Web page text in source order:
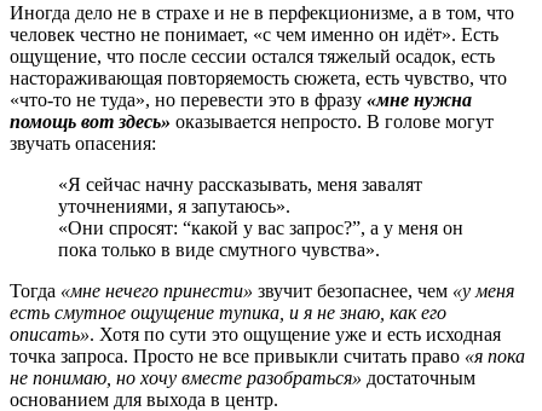
Иногда дело не в страхе и не в перфекционизме, а в том, что
человек честно не понимает, «с чем именно он идёт». Есть
ощущение, что после сессии остался тяжелый осадок, есть
настораживающая повторяемость сюжета, есть чувство, что
«что-то не туда», но перевести это в фразу «мне нужна
помощь вот здесь» оказывается непросто. В голове могут
звучать опасения:
«Я сейчас начну рассказывать, меня завалят
уточнениями, я запутаюсь».
«Они спросят: “какой у вас запрос?”, а у меня он
пока только в виде смутного чувства».
Тогда «мне нечего принести» звучит безопаснее, чем «у меня
есть смутное ощущение тупика, и я не знаю, как его
описать». Хотя по сути это ощущение уже и есть исходная
точка запроса. Просто не все привыкли считать право «я пока
не понимаю, но хочу вместе разобраться» достаточным
основанием для выхода в центр.